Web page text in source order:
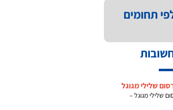
תחומים
שלילי מגוגל
שלילי מגוגל –